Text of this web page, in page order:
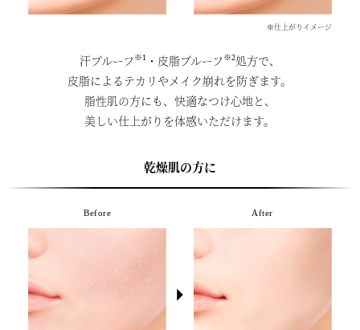
※仕上がりイメージ
汗プルーフ ※1・皮脂プルーフ ※2処方で、
皮脂によるテカリやメイク崩れを防ぎます。
脂性肌の方にも、快適なつけ心地と、
美しい仕上がりを体感いただけます。
乾燥肌の方に
Before After